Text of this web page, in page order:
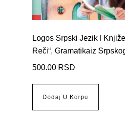
Logos Srpski Jezik I
Reči“, Gramatikaiz
500.00 RSD
Dodaj U Korpu